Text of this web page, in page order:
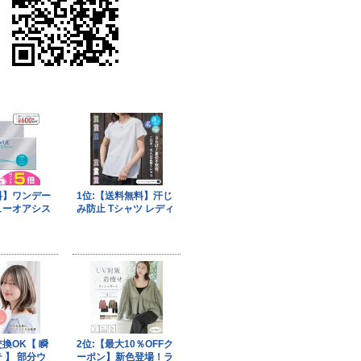
はマジメに受け取らないで